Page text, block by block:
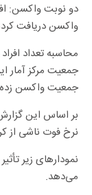
دو نوبت واکسن:
واکسن دریافت
محاسبه تعداد
جمعیت واکسن
بر اساس این
نرخ فوت ناشی از
می‌دهد.